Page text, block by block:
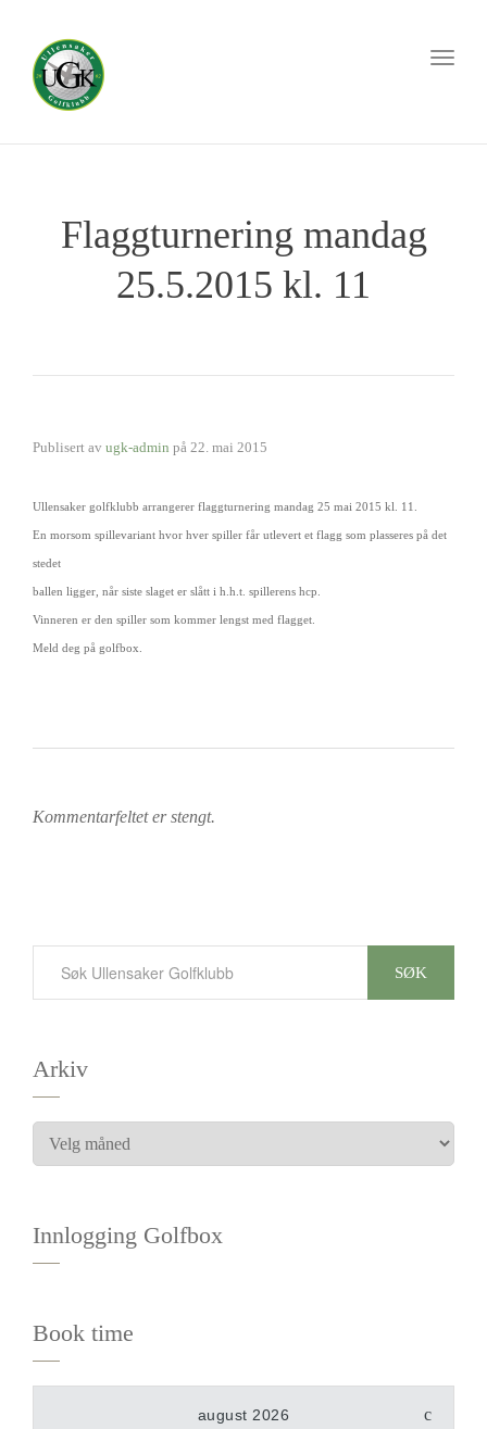
Flaggturnering mandag
25.5.2015 kl. 11
Publisert av ugk-admin på 22. mai 2015
Ullensaker golfklubb arrangerer flaggturnering mandag 25 mai 2015 kl. 11.
En morsom spillevariant hvor hver spiller får utlevert et flagg som plasseres på det
stedet
ballen ligger, når siste slaget er slått i h.h.t. spillerens hcp.
Vinneren er den spiller som kommer lengst med flagget.
Meld deg på golfbox.
Kommentarfeltet er stengt.
SØK
Arkiv
Innlogging Golfbox
Book time
august 2026